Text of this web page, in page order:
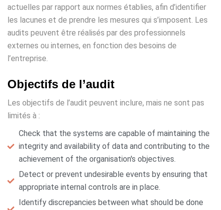
actuelles par rapport aux normes établies, afin d’identifier
les lacunes et de prendre les mesures qui s’imposent. Les
audits peuvent être réalisés par des professionnels
externes ou internes, en fonction des besoins de
l’entreprise.
Objectifs de l’audit
Les objectifs de l’audit peuvent inclure, mais ne sont pas
limités à :
Check that the systems are capable of maintaining the
integrity and availability of data and contributing to the
achievement of the organisation's objectives.
Detect or prevent undesirable events by ensuring that
appropriate internal controls are in place.
Identify discrepancies between what should be done